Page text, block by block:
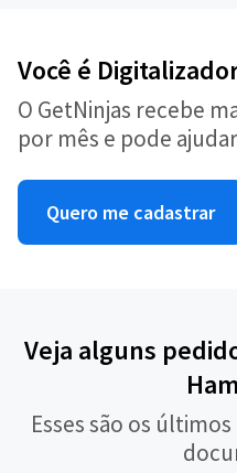
Você é
O GetNinjas recebe
por mês e pode
Quero me cadastrar
Veja alguns
Esses são os